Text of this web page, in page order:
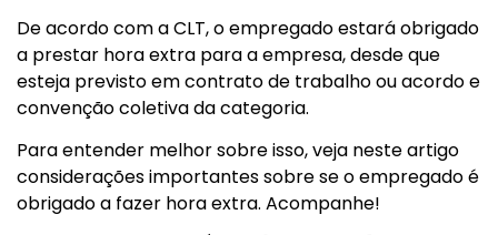
De acordo com a CLT, o empregado estará obrigado
a prestar hora extra para a empresa, desde que
esteja previsto em contrato de trabalho ou acordo e
convenção coletiva da categoria.
Para entender melhor sobre isso, veja neste artigo
considerações importantes sobre se o empregado é
obrigado a fazer hora extra. Acompanhe!